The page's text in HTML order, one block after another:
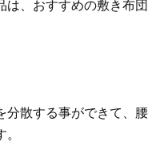
、おすすめの敷き布団
分散する事ができて、